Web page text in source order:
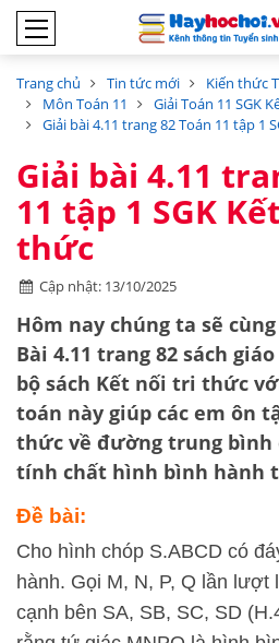
Trang chủ Tin tức mới Kiến thức
Môn Toán 11
Giải Toán 11 SGK
Giải bài 4.11 trang 82 Toán 11 tập 1
Giải bài 4.11
11 tập 1 SGK
thức
Cập nhật: 13/10/2025
Hôm nay chúng ta sẽ
Bài 4.11 trang 82 sách
bộ sách Kết nối tri thức
toán này giúp các em ôn
thức về đường trung bình
tính chất hình bình hành
Đề bài:
Cho hình chóp S.ABCD có
hành. Gọi M, N, P, Q lần lượt
cạnh bên SA, SB, SC, SD